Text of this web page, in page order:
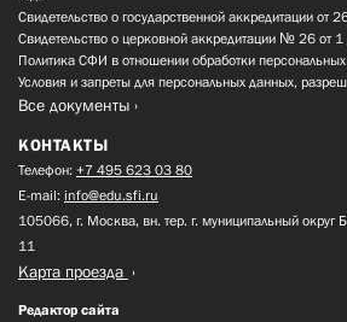
Свидетельство о государственной аккредитации от
Свидетельство о церковной аккредитации № 26 от
Политика СФИ в отношении обработки
Условия и запреты для персональных данных,
Все документы
КОНТАКТЫ
Телефон: +7 495 623 03 80
E-mail: info@edu.sfi.ru
105066, г. Москва, вн. тер. г. муниципальный округ
11
Карта проезда
Редактор сайта